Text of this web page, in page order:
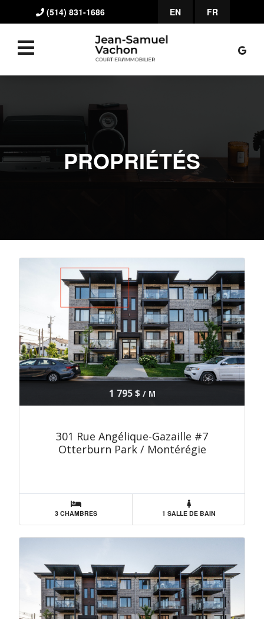
(514) 831-1686 EN FR
PROPRIÉTÉS
1 795 $/ M
301 Rue Angélique-Gazaille #7
Otterburn Park / Montérégie
3 CHAMBRES 1 SALLE DE BAIN